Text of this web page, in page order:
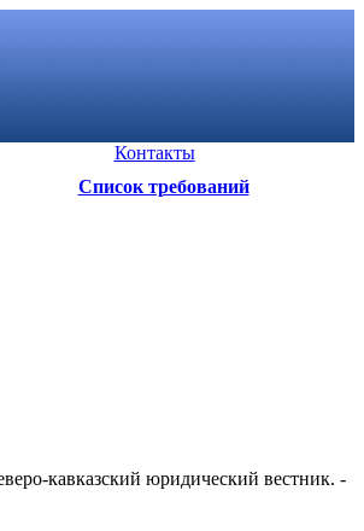
Контакты
Список требований
кавказский юридический вестник. -